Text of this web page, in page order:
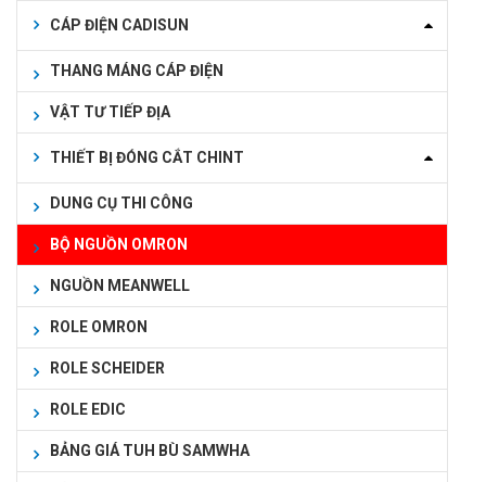
CÁP ĐIỆN CADISUN
THANG MÁNG CÁP ĐIỆN
VẬT TƯ TIẾP ĐỊA
THIẾT BỊ ĐÓNG CẮT CHINT
DUNG CỤ THI CÔNG
BỘ NGUỒN OMRON
NGUỒN MEANWELL
ROLE OMRON
ROLE SCHEIDER
ROLE EDIC
BẢNG GIÁ TUH BÙ SAMWHA